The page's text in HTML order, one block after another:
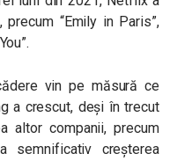
“Emily in Paris”,
vin pe măsură ce
a crescut, deși în trecut
altor companii, precum
semnificativ creșterea